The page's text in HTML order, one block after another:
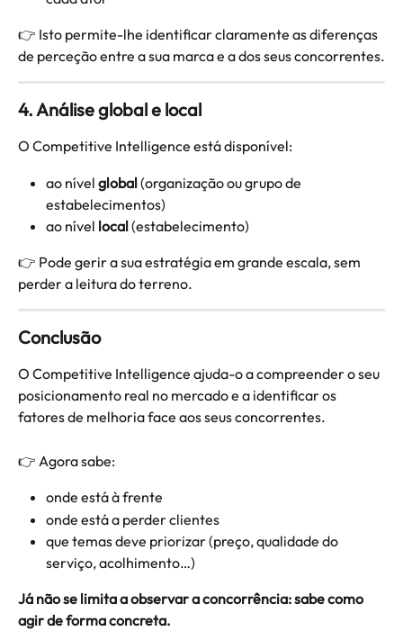
👉 Isto permite-lhe identificar claramente as diferenças
de perceção entre a sua marca e a dos seus concorrentes.
4. Análise global e local
O Competitive Intelligence está disponível:
ao nível global (organização ou grupo de
estabelecimentos)
ao nível local (estabelecimento)
👉 Pode gerir a sua estratégia em grande escala, sem
perder a leitura do terreno.
Conclusão
O Competitive Intelligence ajuda-o a compreender o seu
posicionamento real no mercado e a identificar os
fatores de melhoria face aos seus concorrentes.
👉 Agora sabe:
onde está à frente
onde está a perder clientes
que temas deve priorizar (preço, qualidade do
serviço, acolhimento…)
Já não se limita a observar a concorrência: sabe como
agir de forma concreta.